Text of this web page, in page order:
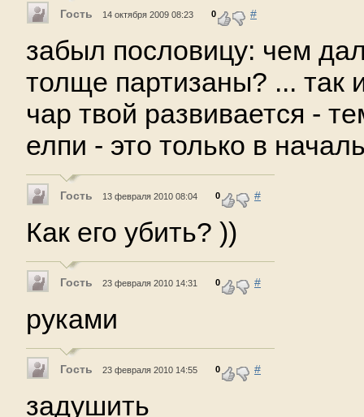
Гость 14 октября 2009 08:23 0 #
забыл пословицу: чем
толще партизаны? ... так
чар твой развивается -
елпи - это только в
Гость 13 февраля 2010 08:04 0 #
Как его убить? ))
Гость 23 февраля 2010 14:31 0 #
руками
Гость 23 февраля 2010 14:55 0 #
задушить